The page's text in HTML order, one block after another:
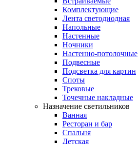
Комплектующие
Лента светодиодная
Напольные
Настенные
Ночники
Настенно-потолочные
Подвесные
Подсветка для картин
Споты
Трековые
Точечные накладные
Назначение светильников
Ванная
Ресторан и бар
Спальня
Детская